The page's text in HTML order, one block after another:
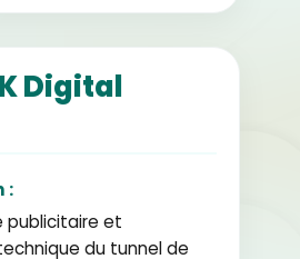
Digital
:
publicitaire et
du tunnel de